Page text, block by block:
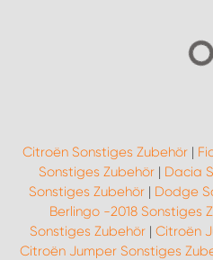
Citroën Sonstiges Zubehör |
Sonstiges Zubehör| Dacia
Sonstiges Zubehör | Dodge
Berlingo -2018 Sonstiges
Sonstiges Zubehör | Citroën
Citroën Jumper Sonstiges